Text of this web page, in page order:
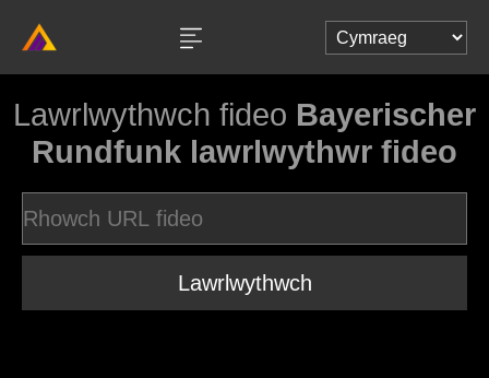
Lawrlwythwch fideo Bayerischer
Rundfunk lawrlwythwr fideo
Lawrlwythwch